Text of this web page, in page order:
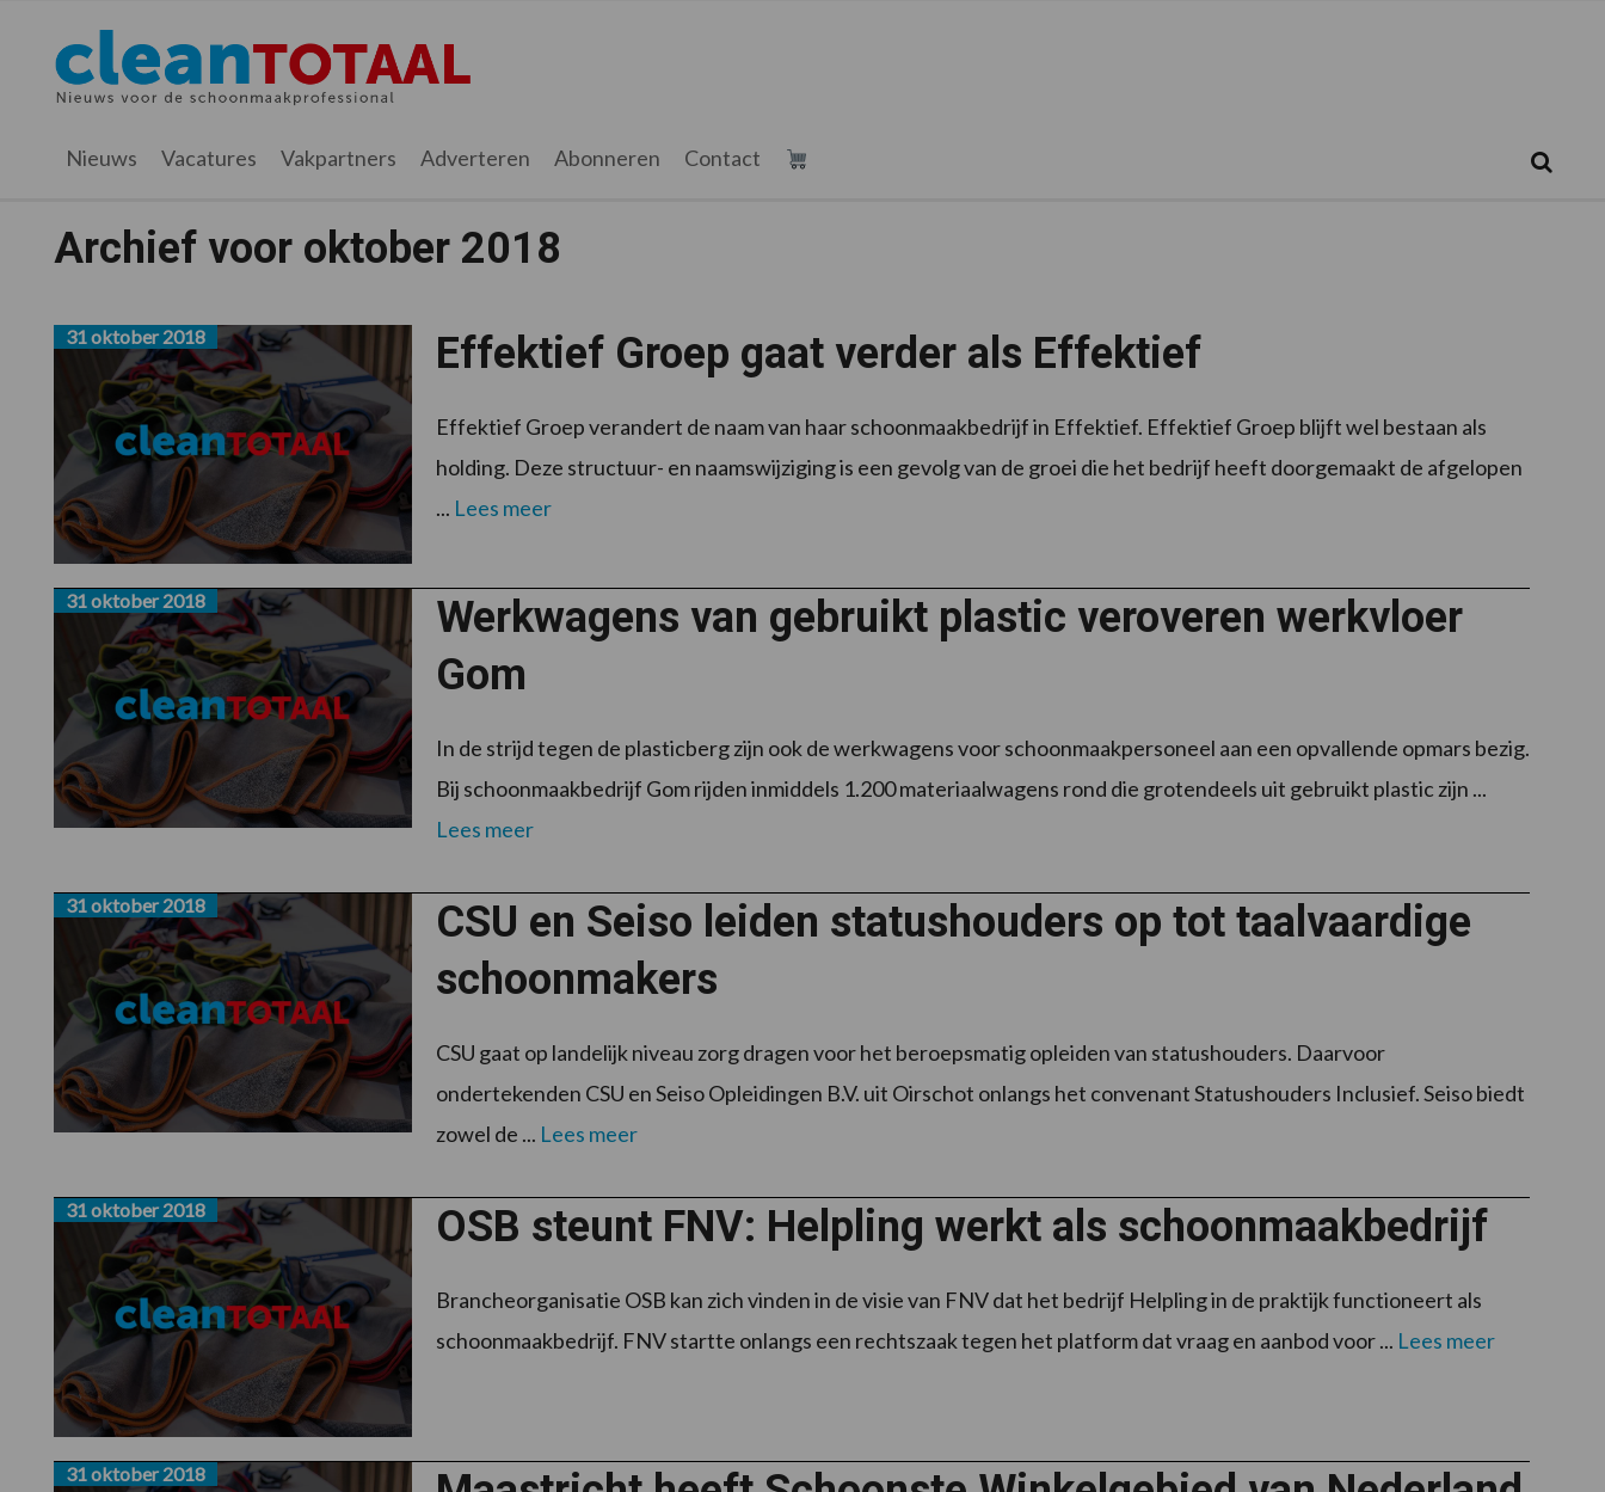
hoofdnavigatie
hoofd
inhoud
voettekst
Cleantotaal.nl
Het
laatste
voor
professionele
Nieuws Vacatures Vakpartners Adverteren Abonneren Contact
Archief voor oktober 2018
Effektief Groep gaat verder als Effektief
31 oktober 2018
Effektief Groep verandert de naam van haar schoonmaakbedrijf in Effektief. Effektief Groep blijft wel bestaan als
holding. Deze structuur- en naamswijziging is een gevolg van de groei die het bedrijf heeft doorgemaakt de afgelopen
... Lees meer
Werkwagens van gebruikt plastic veroveren werkvloer
Gom
31 oktober 2018
In de strijd tegen de plasticberg zijn ook de werkwagens voor schoonmaakpersoneel aan een opvallende opmars bezig.
Bij schoonmaakbedrijf Gom rijden inmiddels 1.200 materiaalwagens rond die grotendeels uit gebruikt plastic zijn ...
Lees meer
CSU en Seiso leiden statushouders op tot taalvaardige
schoonmakers
31 oktober 2018
CSU gaat op landelijk niveau zorg dragen voor het beroepsmatig opleiden van statushouders. Daarvoor
ondertekenden CSU en Seiso Opleidingen B.V. uit Oirschot onlangs het convenant Statushouders Inclusief. Seiso biedt
zowel de ... Lees meer
OSB steunt FNV: Helpling werkt als schoonmaakbedrijf
31 oktober 2018
Brancheorganisatie OSB kan zich vinden in de visie van FNV dat het bedrijf Helpling in de praktijk functioneert als
schoonmaakbedrijf. FNV startte onlangs een rechtszaak tegen het platform dat vraag en aanbod voor ... Lees meer
31 oktober 2018